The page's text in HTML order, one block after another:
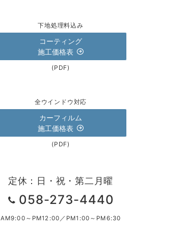
下地処理料込み
コーティング
施工価格表
(PDF)
全ウインドウ対応
カーフィルム
施工価格表
(PDF)
定休：日・祝・第二月曜
058-273-4440
AM9:00～PM12:00／PM1:00～PM6:30